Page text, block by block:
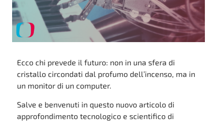
Ecco chi prevede il futuro: non in una sfera di
cristallo circondati dal profumo dell’incenso, ma in
un monitor di un computer.
Salve e benvenuti in questo nuovo articolo di
approfondimento tecnologico e scientifico di